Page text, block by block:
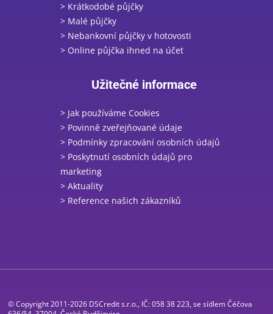
> Krátkodobé půjčky
> Malé půjčky
> Nebankovní půjčky v hotovosti
> Online půjčka ihned na účet
Užitečné informace
> Jak používáme Cookies
> Povinně zveřejňované údaje
> Podmínky zpracování osobních údajů
> Poskytnutí osobních údajů pro
marketing
> Aktuality
> Reference našich zákazníků
© Copyright 2011-2026 DSCredit s.r.o., IČ: 058 38 223, se sídlem Čéčova